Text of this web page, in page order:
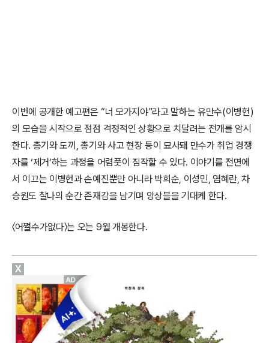
이번에 공개한 예고편은 “너 모가지야”라고 말하는 유만수(이병헌)
의 모습을 시작으로 점점 격정적인 상황으로 치달려는 전개를 암시
한다. 총기와 도끼, 총기와 사고 현장 등이 묘사돼 만수가 취업 경쟁
자를 ‘제거’하는 과정을 어렴풋이 짐작할 수 있다. 이야기를 전면에
서 이끄는 이병헌과 손예진뿐만 아니라 박희순, 이성민, 염혜란, 차
승원도 찰나의 순간 존재감을 남기며 앙상블을 기대케 한다.
〈어쩔수가없다〉는 오는 9월 개봉한다.
X